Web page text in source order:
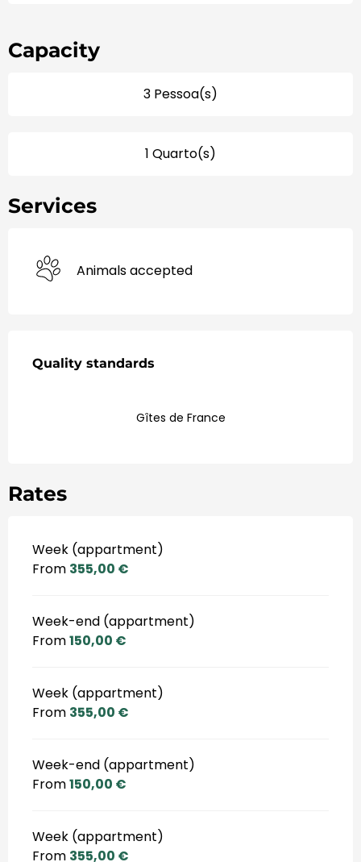
Capacity
3 Pessoa(s)
1 Quarto(s)
Services
Animals accepted
Quality standards
Quality standards
Gîtes de France
Rates
Week (appartment)
From 355,00 €
Week-end (appartment)
From150,00 €
Week (appartment)
From 355,00 €
Week-end (appartment)
From150,00 €
Week (appartment)
From 355,00 €